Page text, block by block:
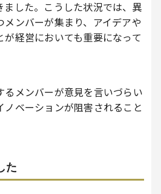
ました。こうした状況では、異
メンバーが集まり、アイデアや
経営においても重要になって
るメンバーが意見を言いづらい
ベーションが阻害されること
た